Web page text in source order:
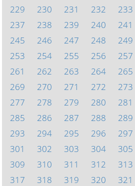
229
230 231 232 233
237
238 239 240 241
245
246 247 248 249
253
254 255 256 257
261
262 263 264 265
269
270 271 272 273
277
278 279 280 281
285
286 287 288 289
293
294 295 296 297
301
302 303 304 305
309
310 311 312 313
317
318 319 320 321